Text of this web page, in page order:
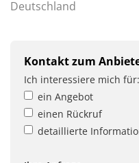
Deutschland
Kontakt zum
Ich interessiere mich für:
ein Angebot
einen Rückruf
detaillierte